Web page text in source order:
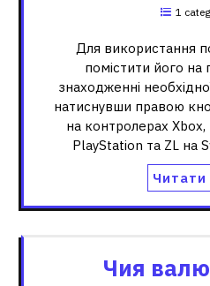
1
Для використання
помістити його на
знаходженні
натиснувши правою
на контролерах
PlayStation та ZL на
Читати
Чия